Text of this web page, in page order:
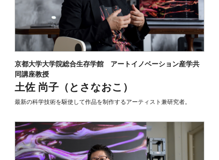
京都大学大学院総合生存学館 アートイノベーション産学共
同講座教授
土佐 尚子（とさなおこ）
最新の科学技術を駆使して作品を制作するアーティスト兼研究者。